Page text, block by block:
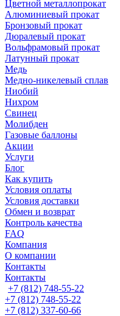
Цветной металлопрокат
Алюминиевый прокат
Бронзовый прокат
Дюралевый прокат
Вольфрамовый прокат
Латунный прокат
Медь
Медно-никелевый сплав
Ниобий
Нихром
Свинец
Молибден
Газовые баллоны
Акции
Услуги
Блог
Как купить
Условия оплаты
Условия доставки
Обмен и возврат
Контроль качества
FAQ
Компания
О компании
Контакты
Контакты
+7 (812) 748-55-22
+7 (812) 748-55-22
+7 (812) 337-60-66